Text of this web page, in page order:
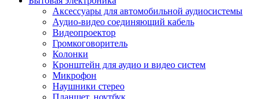
Аксессуары для автомобильной аудиосистемы
Аудио-видео соединяющий кабель
Видеопроектор
Громкоговоритель
Колонки
Кронштейн для аудио и видео систем
Микрофон
Наушники стерео
Планшет, ноутбук